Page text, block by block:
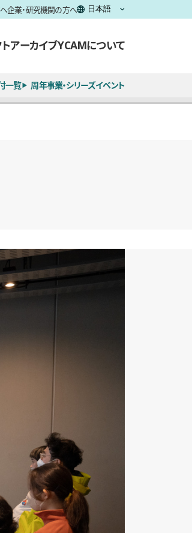
企業・研究機関の方へ
アーカイブYCAMについて
一覧 周年事業・シリーズイベント